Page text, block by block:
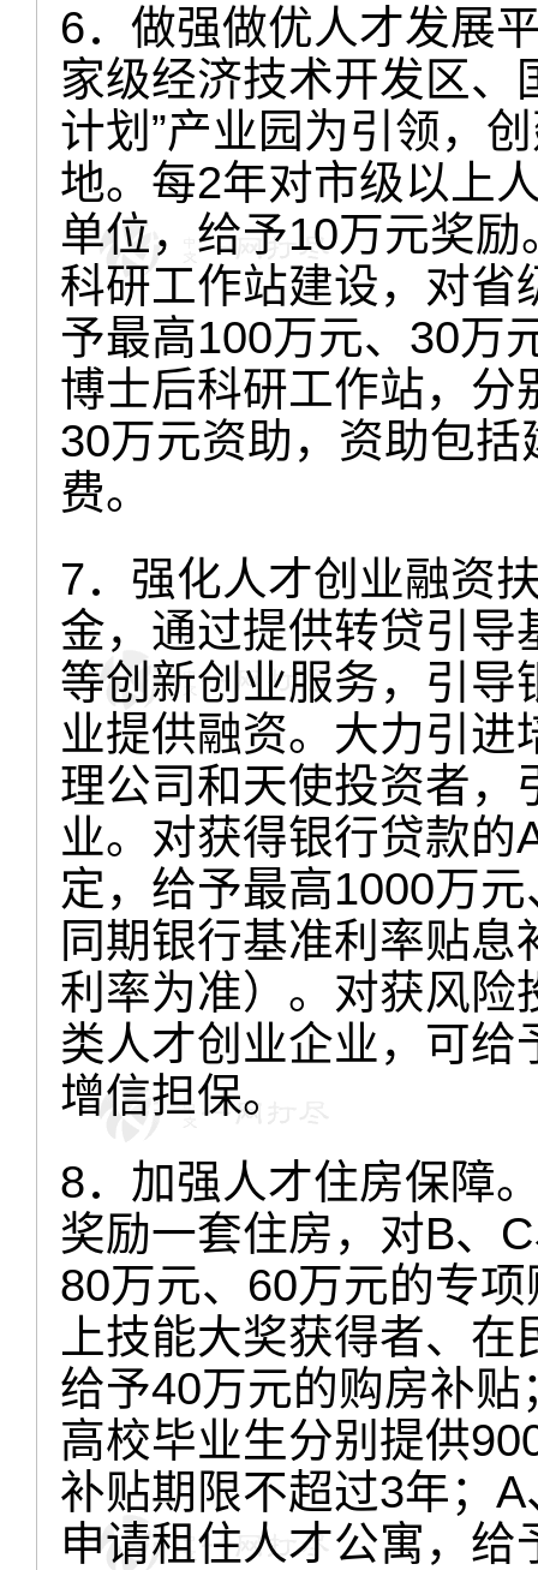
6．做强做优人才发展
家级经济技术开发区、
计划”产业园为引领，
地。每2年对市级以上
单位，给予10万元奖
科研工作站建设，对省
予最高100万元、30万
博士后科研工作站，分
30万元资助，资助包
费。
7．强化人才创业融资
金，通过提供转贷引导
等创新创业服务，引导
业提供融资。大力引
理公司和天使投资者，
业。对获得银行贷款
定，给予最高1000万
同期银行基准利率贴
利率为准）。对获风险
类人才创业企业，可给
增信担保。
8．加强人才住房保障
奖励一套住房，对B、
80万元、60万元的专
上技能大奖获得者、
给予40万元的购房补
高校毕业生分别提供
补贴期限不超过3年；
申请租住人才公寓，给